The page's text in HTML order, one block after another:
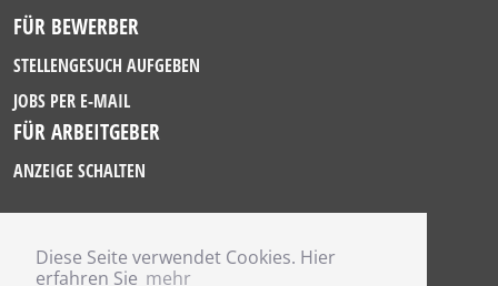
Diese Seite verwendet Cookies. Hier
erfahren Sie mehr
FÜR BEWERBER
STELLENGESUCH AUFGEBEN
JOBS PER E-MAIL
FÜR ARBEITGEBER
ANZEIGE SCHALTEN
IMPRESSUM